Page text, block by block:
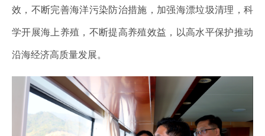
效，不断完善海洋污染防治措施，加强海漂垃圾清理，科
学开展海上养殖，不断提高养殖效益，以高水平保护推动
沿海经济高质量发展。